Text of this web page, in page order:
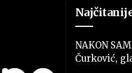
NAKON
Čurković,